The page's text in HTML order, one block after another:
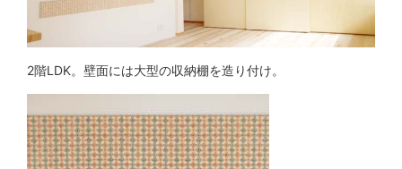
2階LDK。壁面には大型の収納棚を造り付け。